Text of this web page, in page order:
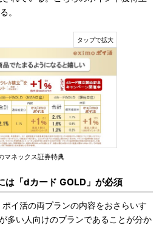
。
マネックス証券特典
は「dカード GOLD」が必須
イ活の両プランの内容をおさらいす
多い人向けのプランであることが分か